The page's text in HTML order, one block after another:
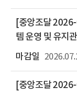
[중앙조달
템 운영 및 유지
[중앙조달